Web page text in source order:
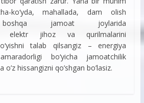
ko‘yda, mahallada, dam olish
boshqa jamoat joylarida
elektr jihoz va qurilmalarini
talab qilsangiz – energiya
bo‘yicha jamoatchilik
hissangizni qo’shgan bo’lasiz.